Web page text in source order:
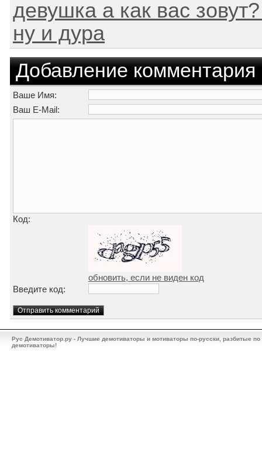
девушка а как вас
ну и дура
Добавление комментария
Ваше Имя:
Ваш E-Mail:
Код:
обновить, если не виден код
Введите код:
Рус Демотиватор.ру - Лучшие демотиваторы и мотиваторы по-русски, разбитые
демотиваторы!